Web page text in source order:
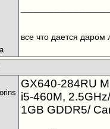
все что дается даром
GX640-284RU
i5-460M,
1GB GDDR5/